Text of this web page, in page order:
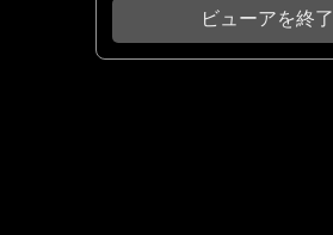
ビューアを終了